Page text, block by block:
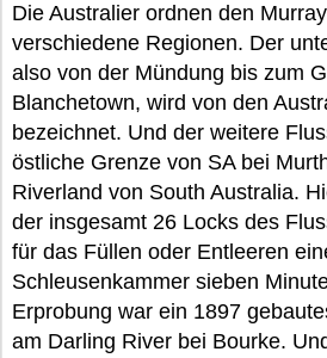
Die Australier ordnen den
verschiedene Regionen. Der
also von der Mündung bis zum
Blanchetown, wird von den
bezeichnet. Und der weitere
östliche Grenze von SA bei
Riverland von South Australia.
der insgesamt 26 Locks des
für das Füllen oder Entleeren
Schleusenkammer sieben
Erprobung war ein 1897
am Darling River bei Bourke.